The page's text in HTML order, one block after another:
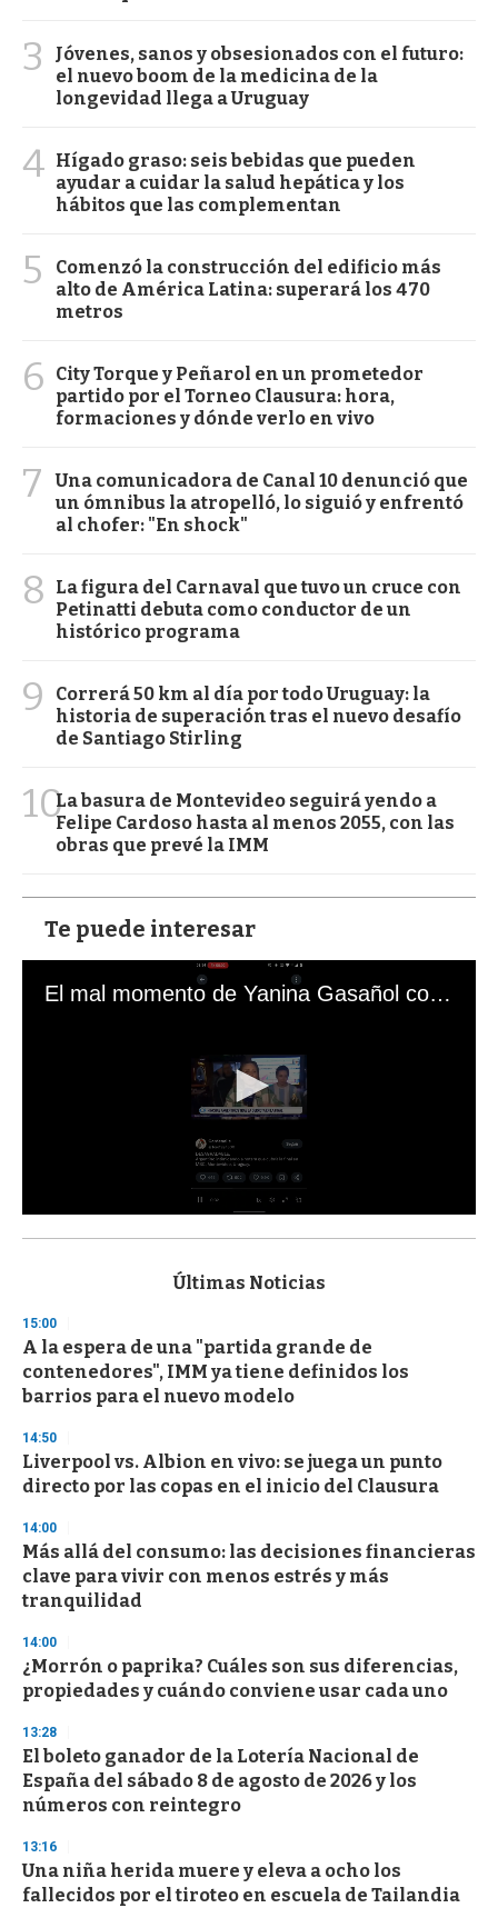
3
Jóvenes, sanos y obsesionados con el futuro:
el nuevo boom de la medicina de la
longevidad llega a Uruguay
4 Hígado graso: seis bebidas que pueden
ayudar a cuidar la salud hepática y los
hábitos que las complementan
5
Comenzó la construcción del edificio más
alto de América Latina: superará los 470
metros
6
City Torque y Peñarol en un prometedor
partido por el Torneo Clausura: hora,
formaciones y dónde verlo en vivo
7
Una comunicadora de Canal 10 denunció que
un ómnibus la atropelló, lo siguió y enfrentó
al chofer: "En shock"
8
La figura del Carnaval que tuvo un cruce con
Petinatti debuta como conductor de un
histórico programa
9
Correrá 50 km al día por todo Uruguay: la
historia de superación tras el nuevo desafío
de Santiago Stirling
10La basura de Montevideo seguirá yendo a
Felipe Cardoso hasta al menos 2055, con las
obras que prevé la IMM
Te puede interesar
El mal momento de Yanina Gasañol con un hincha argentino en "Subrayado"
s
d
s
o
f
3
s
e
c
o
d
s
Últimas Noticias
15:00
A la espera de una "partida grande de
contenedores", IMM ya tiene definidos los
barrios para el nuevo modelo
14:50
Liverpool vs. Albion en vivo: se juega un punto
directo por las copas en el inicio del Clausura
14:00
Más allá del consumo: las decisiones financieras
clave para vivir con menos estrés y más
tranquilidad
14:00
¿Morrón o paprika? Cuáles son sus diferencias,
propiedades y cuándo conviene usar cada uno
13:28
El boleto ganador de la Lotería Nacional de
España del sábado 8 de agosto de 2026 y los
números con reintegro
13:16
Una niña herida muere y eleva a ocho los
fallecidos por el tiroteo en escuela de Tailandia